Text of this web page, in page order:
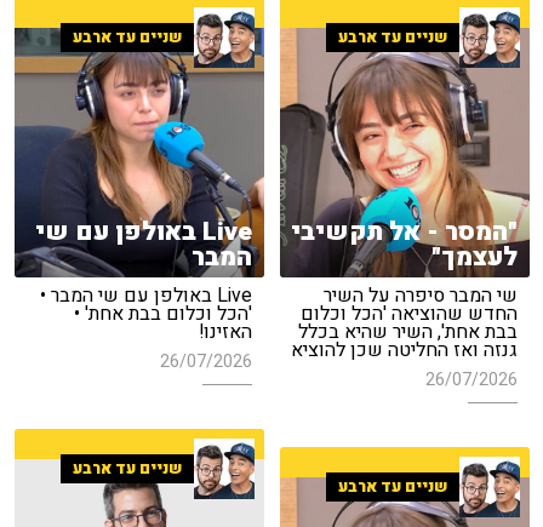
שניים עד ארבע
"המסר - אל תקשיבי
לעצמך"
שי המבר סיפרה על השיר
החדש שהוציאה 'הכל וכלום
בבת אחת', השיר שהיא בכלל
גנזה ואז החליטה שכן להוציא
26/07/2026
שניים עד ארבע
Live באולפן עם שי
המבר
Live באולפן עם שי המבר •
'הכל וכלום בבת אחת' •
האזינו!
26/07/2026
שניים עד ארבע
שניים עד ארבע